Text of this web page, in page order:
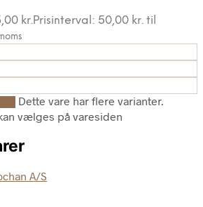
kr.Prisinterval: 50,00 kr. til
Dette vare har flere varianter.
vælges på varesiden